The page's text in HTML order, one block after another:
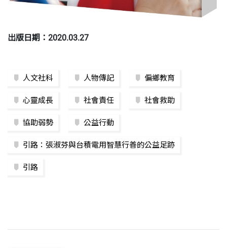
出版日期：2020.03.27
人文社科 人物傳記 偏鄉教育
心靈成長 社會責任 社會救助
協助弱勢 公益行動
引路：張淑芬與台積電用智慧行善的公益足跡
引路